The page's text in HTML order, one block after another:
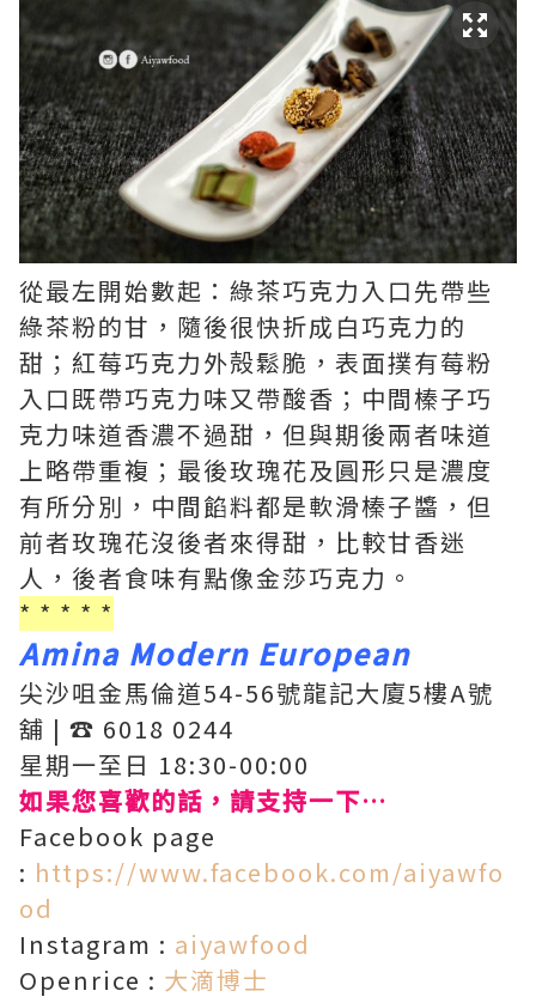
從最左開始數起：綠茶巧克力入口先帶些
綠茶粉的甘，隨後很快折成白巧克力的
甜；紅莓巧克力外殻鬆脆，表面撲有莓粉
入口既帶巧克力味又帶酸香；中間榛子巧
克力味道香濃不過甜，但與期後兩者味道
上略帶重複；最後玫瑰花及圓形只是濃度
有所分別，中間餡料都是軟滑榛子醬，但
前者玫瑰花沒後者來得甜，比較甘香迷
人，後者食味有點像金莎巧克力。
* * * * *
Amina Modern European
尖沙咀金馬倫道54-56號龍記大廈5樓A號
舖 | ☎️ 6018 0244
星期一至日 18:30-00:00
如果您喜歡的話，請支持一下…
Facebook page
: https://www.facebook.com/aiyawfo
od
Instagram : aiyawfood
Openrice : 大滴博士